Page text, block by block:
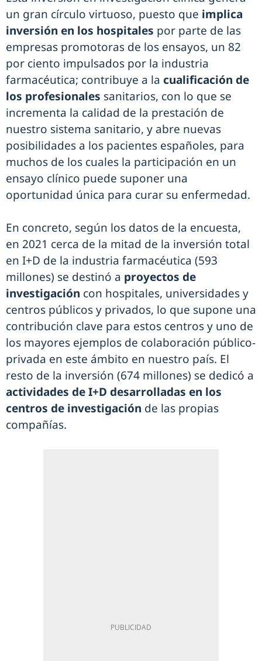
un gran círculo virtuoso, puesto que implica
inversión en los hospitales por parte de las
empresas promotoras de los ensayos, un 82
por ciento impulsados por la industria
farmacéutica; contribuye a la cualificación de
los profesionales sanitarios, con lo que se
incrementa la calidad de la prestación de
nuestro sistema sanitario, y abre nuevas
posibilidades a los pacientes españoles, para
muchos de los cuales la participación en un
ensayo clínico puede suponer una
oportunidad única para curar su enfermedad.
En concreto, según los datos de la encuesta,
en 2021 cerca de la mitad de la inversión total
en I+D de la industria farmacéutica (593
millones) se destinó a proyectos de
investigación con hospitales, universidades y
centros públicos y privados, lo que supone una
contribución clave para estos centros y uno de
los mayores ejemplos de colaboración público-
privada en este ámbito en nuestro país. El
resto de la inversión (674 millones) se dedicó a
actividades de I+D desarrolladas en los
centros de investigación de las propias
compañías.